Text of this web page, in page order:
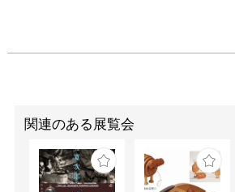
関連のある展覧会